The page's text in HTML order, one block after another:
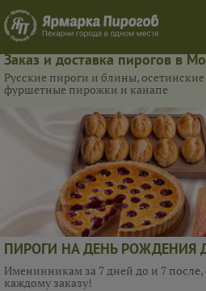
Заказ и доставка пирогов в
Русские пироги и блины,
фуршетные пирожки и канапе
ПИРОГИ НА ДЕНЬ РОЖДЕНИЯ
Именинникам за 7 дней до и 7 после,
каждому заказу!